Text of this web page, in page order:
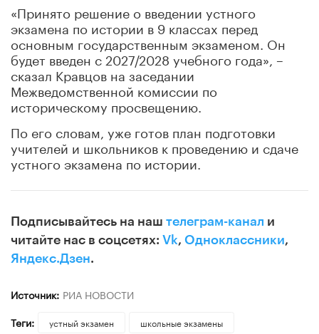
«Принято решение о введении устного
экзамена по истории в 9 классах перед
основным государственным экзаменом. Он
будет введен с 2027/2028 учебного года», –
сказал Кравцов на заседании
Межведомственной комиссии по
историческому просвещению.
По его словам, уже готов план подготовки
учителей и школьников к проведению и сдаче
устного экзамена по истории.
Подписывайтесь на наш телеграм-канал и
читайте нас в соцсетях: Vk, Одноклассники,
Яндекс.Дзен.
Источник: РИА НОВОСТИ
Теги:
устный экзамен
школьные экзамены